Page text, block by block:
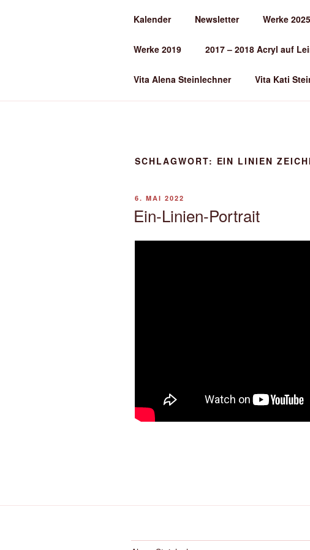
ALENA
Kalender Newsletter Werke 2025
Werke 2019 2017 – 2018 Acryl auf
Vita Alena Steinlechner Vita Kati
SCHLAGWORT: EIN LINIEN
VERÖFFENTLICHT
6. MAI 2022
Ein-Linien-Portrait